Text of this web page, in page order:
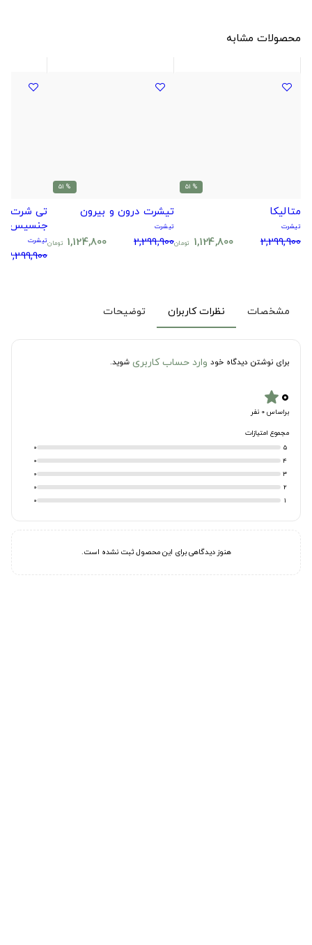
محصولات مشابه
% 51
متالیکا
تیشرت
2,299,900
1,124,800 تومان
% 51
تیشرت درون و بیرون
تیشرت
2,299,900
1,124,800 تومان
تی شرت
جنسیس
تیشرت
2,299,900
مشخصات نظرات کاربران توضیحات
برای نوشتن دیدگاه خود وارد حساب کاربری شوید.
۰star
براساس 0 نفر
مجموع امتیازات
5
0
4
0
3
0
2
0
1
0
هنوز دیدگاهی برای این محصول ثبت نشده است.